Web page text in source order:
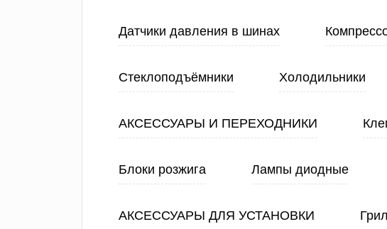
Датчики давления в шинах
Стеклоподъёмники Холодильники
АКСЕССУАРЫ И ПЕРЕХОДНИКИ
Блоки розжига Лампы диодные
АКСЕССУАРЫ ДЛЯ УСТАНОВКИ